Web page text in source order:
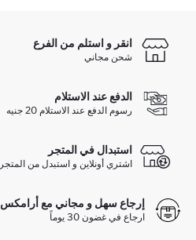
انقر و استلم من الفرع
شحن مجاني
الدفع عند الاستلام
رسوم الدفع عند الاستلام 20 جنيه
استبدال في المتجر
اشتري أونلاين و استبدل من المتجر
إرجاع سهل و مجاني مع أرامكس
ارجاع في غضون 30 يوماً